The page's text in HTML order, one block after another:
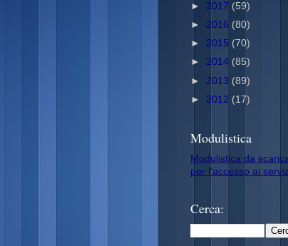
► 2017 (59)
► 2016 (80)
► 2015 (70)
► 2014 (85)
► 2013 (89)
► 2012 (17)
Modulistica
Modulistica da
per l'accesso ai
Cerca: